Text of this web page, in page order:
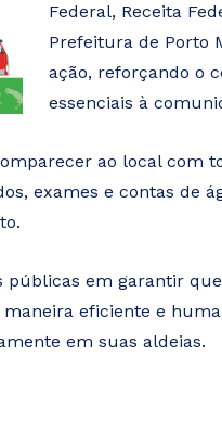
Federal, Receita
Prefeitura de Porto
ação, reforçando o
essenciais à
ao local com
exames e contas de
em garantir
eficiente e
em suas aldeias.